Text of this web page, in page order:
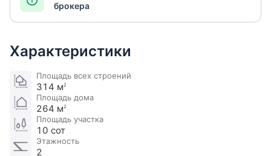
брокера
Характеристики
Площадь всех строений
314 м2
Площадь дома
264 м2
Площадь участка
10 сот
Этажность
2